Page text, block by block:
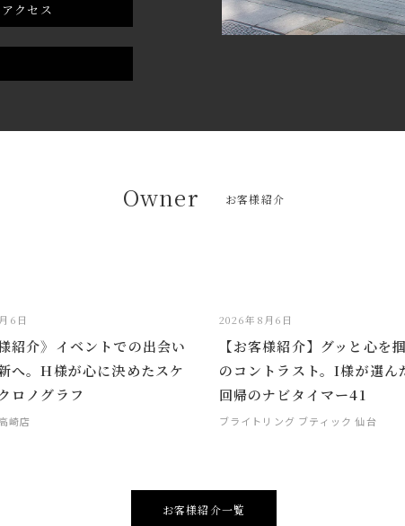
アクセス
Owner お客様紹介
6日
紹介》イベントでの出会い
へ。H様が心に決めたスケ
ロノグラフ
崎店
2026年8月6日
【お客様紹介】グッと心を
のコントラスト。I様が選ん
回帰のナビタイマー41
ブライトリング ブティック 仙台
お客様紹介一覧